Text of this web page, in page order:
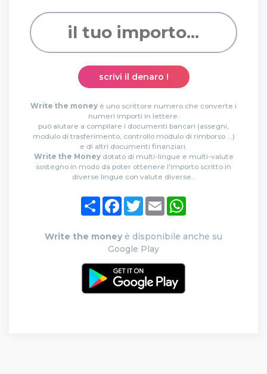
scrivi il denaro !
Write the money è uno scrittore numero che converte i
numeri importi in lettere.
può aiutare a compilare i documenti bancari (assegni,
modulo di trasferimento, controllo modulo di rimborso ...)
e di altri documenti finanziari.
Write the Moneydotato di multi-lingue e multi-valute
sostegno in modo da poter ottenere l'importo scritto in
diverse lingue con valute diverse..
CondividiFacebookTwitterEmail
Write the moneyè disponibile anche su
Google Play